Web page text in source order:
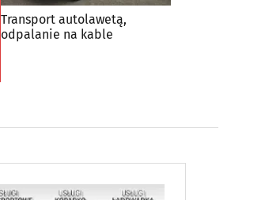
Transport autolawetą,
odpalanie na kable